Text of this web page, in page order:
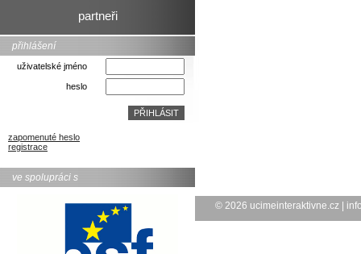
partneři
přihlášení
uživatelské jméno
heslo
zapomenuté heslo
registrace
ve spolupráci s
© 2026 ucimeinteraktivne.cz